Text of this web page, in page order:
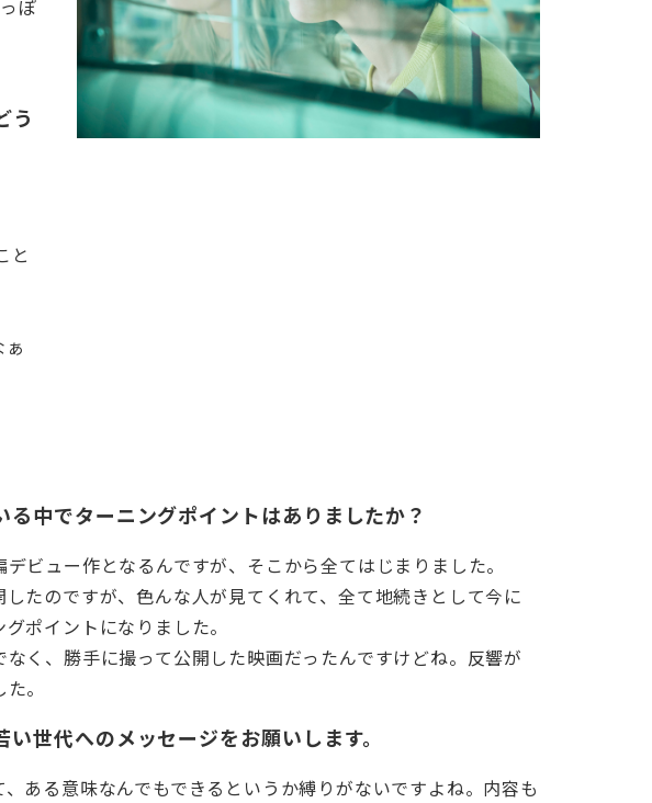
ぽ
う
と
る中でターニングポイントはありましたか？
ビュー作となるんですが、そこから全てはじまりました。
たのですが、色んな人が見てくれて、全て地続きとして今に
ポイントになりました。
く、勝手に撮って公開した映画だったんですけどね。反響が
。
世代へのメッセージをお願いします。
ある意味なんでもできるというか縛りがないですよね。内容も